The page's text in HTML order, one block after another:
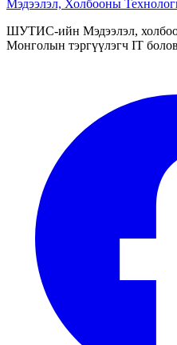
Мэдээлэл, Холбооны
ШУТИС-ийн Мэдээлэл,
Монголын тэргүүлэгч IT